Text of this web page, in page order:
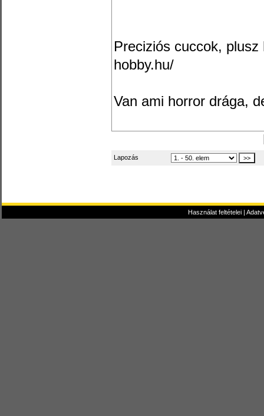
Preciziós cuccok,
hobby.hu/
Van ami horror drága,
Lapozás
Használat feltételei|